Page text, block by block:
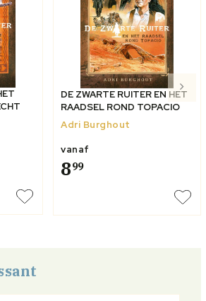
DE ZWARTE RUITER EN HET
RAADSEL ROND TOPACIO
Adri Burghout
vanaf
899